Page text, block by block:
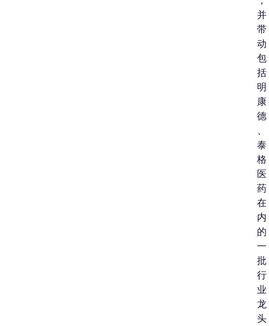
并
带
动
包
括
明
康
德
、
泰
格
医
药
在
内
的
一
批
行
业
龙
头